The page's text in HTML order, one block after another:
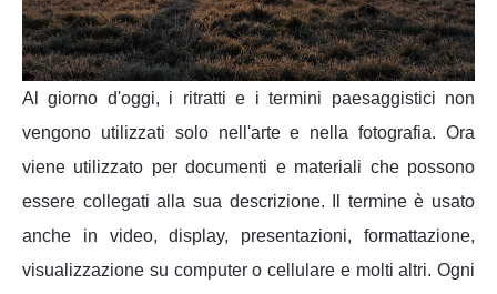
Al giorno d'oggi, i ritratti e i termini paesaggistici non
vengono utilizzati solo nell'arte e nella fotografia. Ora
viene utilizzato per documenti e materiali che possono
essere collegati alla sua descrizione. Il termine è usato
anche in video, display, presentazioni, formattazione,
visualizzazione su computer o cellulare e molti altri. Ogni